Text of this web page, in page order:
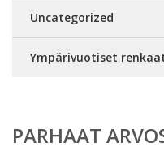
Uncategorized
Ympärivuotiset
PARHAAT